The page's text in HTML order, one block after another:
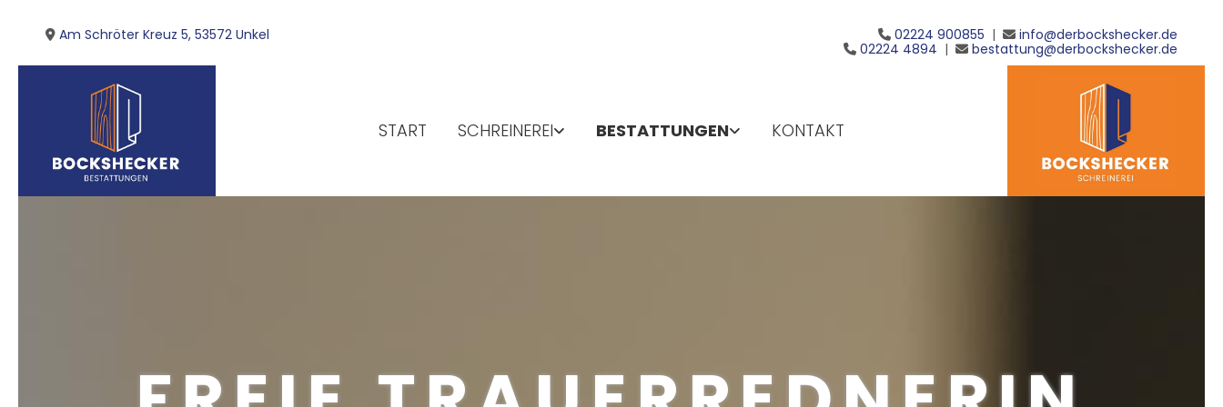
 Am Schröter Kreuz 5, 53572 Unkel  02224 900855 |  info@derbockshecker.de
 02224 4894 |  bestattung@derbockshecker.de
START SCHREINEREI BESTATTUNGEN KONTAKT